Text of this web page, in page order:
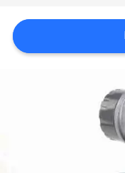
PLAN
DU